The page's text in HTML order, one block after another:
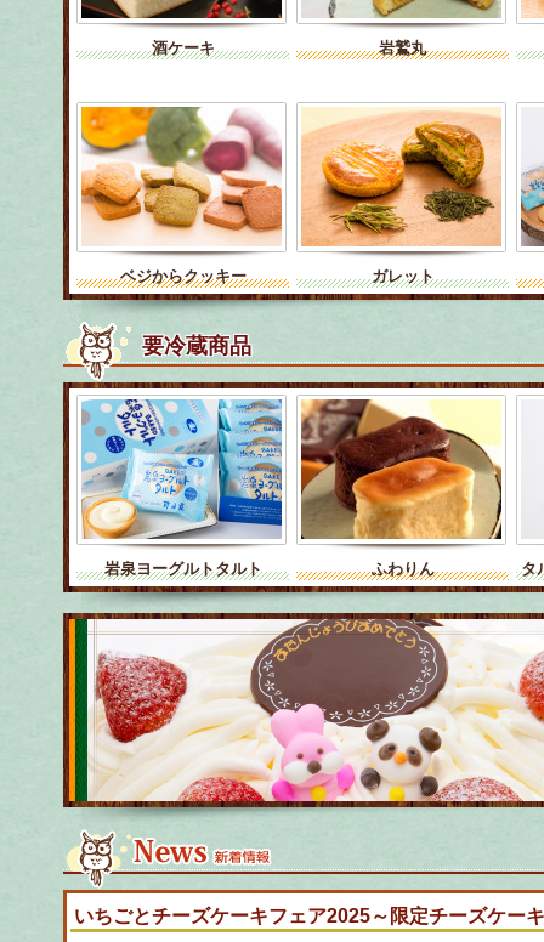
酒ケーキ 岩鷲丸
ベジからクッキー ガレット
要冷蔵商品
岩泉ヨーグルトタルト ふわりん タ
いちごとチーズケーキフェア2025～限定チーズケー